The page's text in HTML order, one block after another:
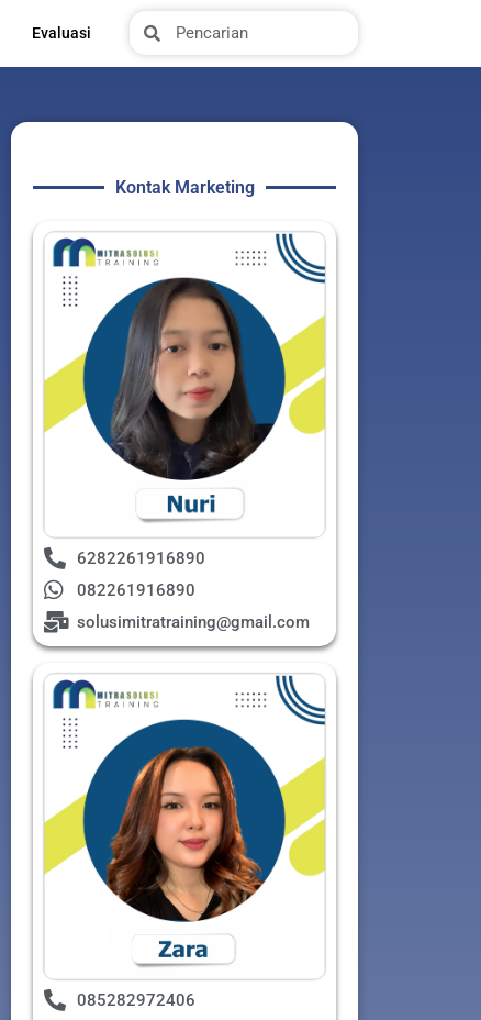
Evaluasi SearchSearch
Kontak Marketing
6282261916890
082261916890
solusimitratraining@gmail.com
085282972406